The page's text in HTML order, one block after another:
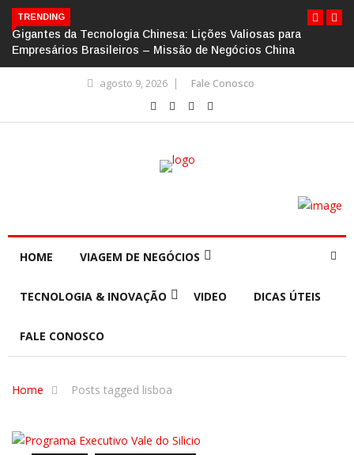
TRENDING
Gigantes da Tecnologia Chinesa: Lições Valiosas para
Empresários Brasileiros – Missão de Negócios China
agosto 9, 2026 Fale Conosco
HOME VIAGEM DE NEGÓCIOS
TECNOLOGIA & INOVAÇÃO VIDEO DICAS ÚTEIS
FALE CONOSCO
Home Posts tagged lisboa